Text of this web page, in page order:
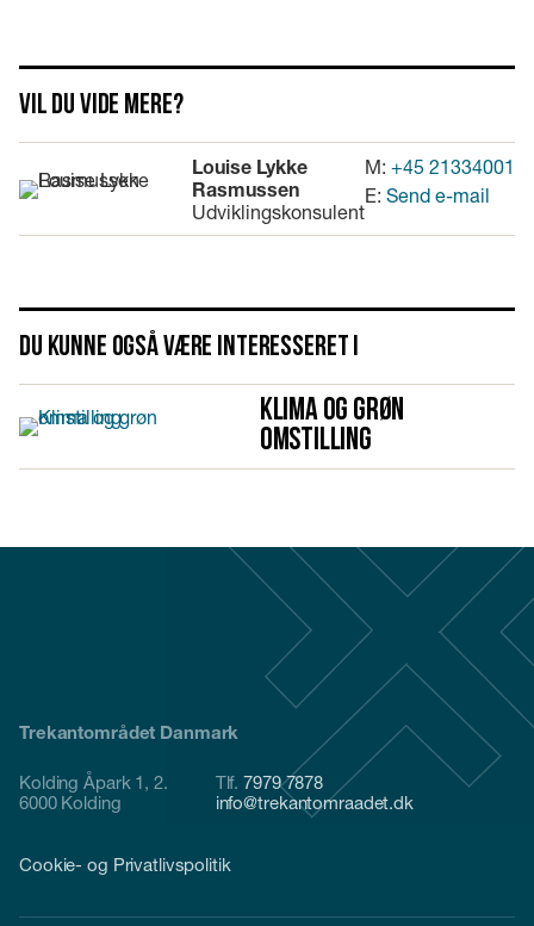
Vil du vide mere?
Louise Lykke
Rasmussen
Udviklingskonsulent
M: +45 21334001
E: Send e-mail
Du kunne også være interesseret i
Klima og grøn
omstilling
Trekantområdet Danmark
Kolding Åpark 1, 2.
6000 Kolding
Tlf.7979 7878
info@trekantomraadet.dk
Cookie- og Privatlivspolitik